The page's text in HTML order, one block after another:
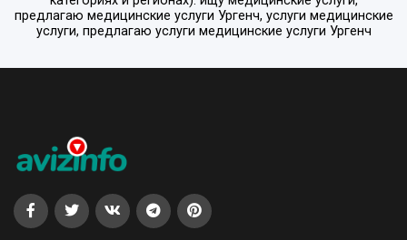
предлагаю медицинские услуги Ургенч, услуги медицинские
услуги, предлагаю услуги медицинские услуги Ургенч